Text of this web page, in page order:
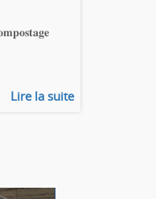
Lire la suite